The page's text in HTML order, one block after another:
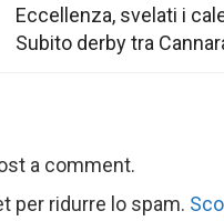
Eccellenza, svelati i
Subito derby tra
a comment.
per ridurre lo spam.